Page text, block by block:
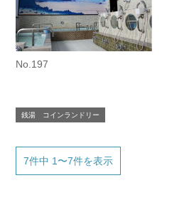
No.197
銭湯 コインランドリー
7件中 1〜7件を表示